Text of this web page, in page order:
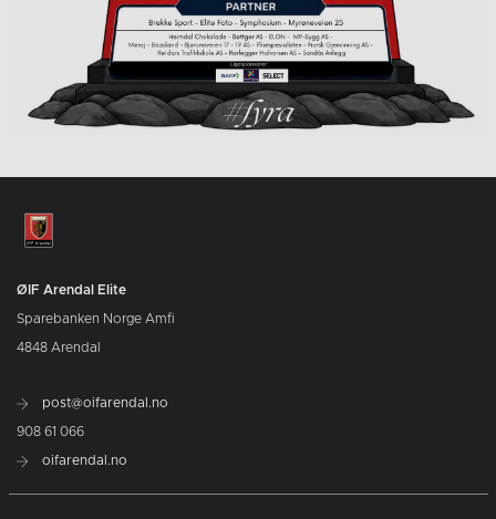
ØIF Arendal Elite
Sparebanken Norge Amfi
4848 Arendal
post@oifarendal.no
908 61 066
oifarendal.no